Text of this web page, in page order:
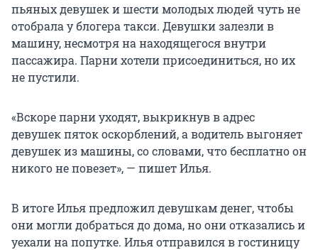
пьяных девушек и шести молодых людей чуть не
отобрала у блогера такси. Девушки залезли в
машину, несмотря на находящегося внутри
пассажира. Парни хотели присоединиться, но их
не пустили.
«Вскоре парни уходят, выкрикнув в адрес
девушек пяток оскорблений, а водитель выгоняет
девушек из машины, со словами, что бесплатно он
никого не повезет», — пишет Илья.
В итоге Илья предложил девушкам денег, чтобы
они могли добраться до дома, но они отказались и
уехали на попутке. Илья отправился в гостиницу